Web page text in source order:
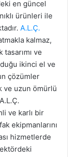
en güncel
ürünleri ile
A.L.Ç.
kalmaz,
ve
ikinci el ve
çözümler
ve uzun ömürlü
A.L.Ç.
ve karlı bir
ekipmanlarını
hizmetlerde